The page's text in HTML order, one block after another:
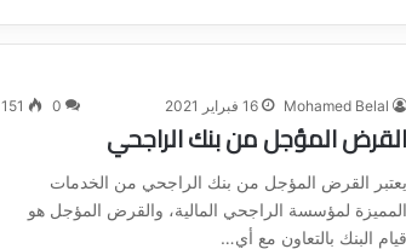
Mohamed Belal 16 فبراير 2021 0
151
القرض المؤجل من بنك الراجحي
يعتبر القرض المؤجل من بنك الراجحي من الخدمات
المميزة لمؤسسة الراجحي المالية، والقرض المؤجل هو
قيام البنك بالتعاون مع أي…